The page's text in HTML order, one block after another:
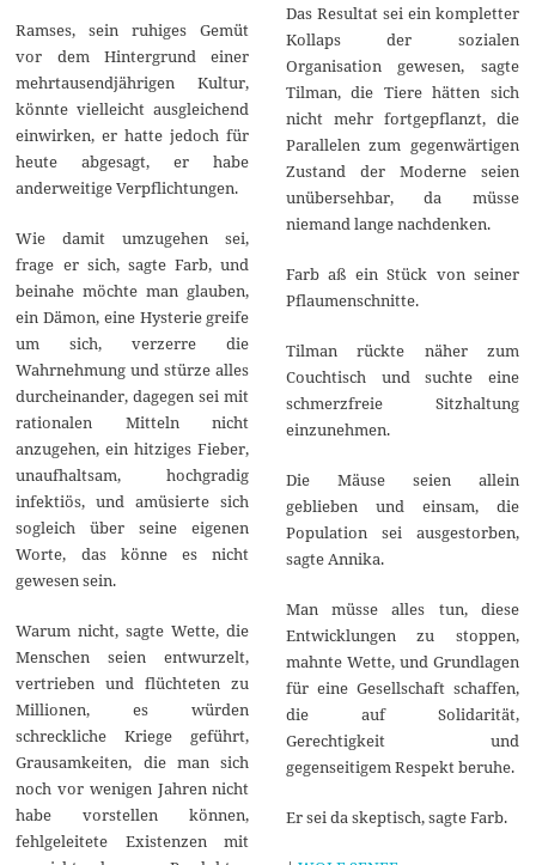
Ramses, sein ruhiges Gemüt
vor dem Hintergrund einer
mehrtausendjährigen Kultur,
könnte vielleicht ausgleichend
einwirken, er hatte jedoch für
heute abgesagt, er habe
anderweitige Verpflichtungen.
Wie damit umzugehen sei,
frage er sich, sagte Farb, und
beinahe möchte man glauben,
ein Dämon, eine Hysterie greife
um sich, verzerre die
Wahrnehmung und stürze alles
durcheinander, dagegen sei mit
rationalen Mitteln nicht
anzugehen, ein hitziges Fieber,
unaufhaltsam, hochgradig
infektiös, und amüsierte sich
sogleich über seine eigenen
Worte, das könne es nicht
gewesen sein.
Warum nicht, sagte Wette, die
Menschen seien entwurzelt,
vertrieben und flüchteten zu
Millionen, es würden
schreckliche Kriege geführt,
Grausamkeiten, die man sich
noch vor wenigen Jahren nicht
habe vorstellen können,
fehlgeleitete Existenzen mit
Das Resultat sei ein kompletter
Kollaps der sozialen
Organisation gewesen, sagte
Tilman, die Tiere hätten sich
nicht mehr fortgepflanzt, die
Parallelen zum gegenwärtigen
Zustand der Moderne seien
unübersehbar, da müsse
niemand lange nachdenken.
Farb aß ein Stück von seiner
Pflaumenschnitte.
Tilman rückte näher zum
Couchtisch und suchte eine
schmerzfreie Sitzhaltung
einzunehmen.
Die Mäuse seien allein
geblieben und einsam, die
Population sei ausgestorben,
sagte Annika.
Man müsse alles tun, diese
Entwicklungen zu stoppen,
mahnte Wette, und Grundlagen
für eine Gesellschaft schaffen,
die auf Solidarität,
Gerechtigkeit und
gegenseitigem Respekt beruhe.
Er sei da skeptisch, sagte Farb.